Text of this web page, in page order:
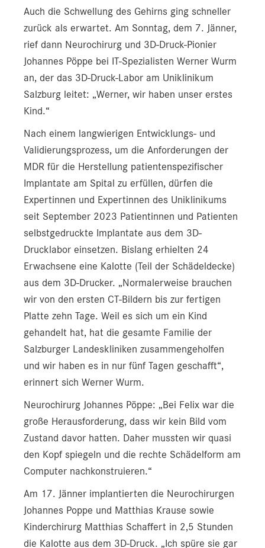
Auch die Schwellung des Gehirns ging schneller
zurück als erwartet. Am Sonntag, dem 7. Jänner,
rief dann Neurochirurg und 3D-Druck-Pionier
Johannes Pöppe bei IT-Spezialisten Werner Wurm
an, der das 3D-Druck-Labor am Uniklinikum
Salzburg leitet: „Werner, wir haben unser erstes
Kind.“
Nach einem langwierigen Entwicklungs- und
Validierungsprozess, um die Anforderungen der
MDR für die Herstellung patientenspezifischer
Implantate am Spital zu erfüllen, dürfen die
Expertinnen und Expertinnen des Uniklinikums
seit September 2023 Patientinnen und Patienten
selbstgedruckte Implantate aus dem 3D-
Drucklabor einsetzen. Bislang erhielten 24
Erwachsene eine Kalotte (Teil der Schädeldecke)
aus dem 3D-Drucker. „Normalerweise brauchen
wir von den ersten CT-Bildern bis zur fertigen
Platte zehn Tage. Weil es sich um ein Kind
gehandelt hat, hat die gesamte Familie der
Salzburger Landeskliniken zusammengeholfen
und wir haben es in nur fünf Tagen geschafft“,
erinnert sich Werner Wurm.
Neurochirurg Johannes Pöppe: „Bei Felix war die
große Herausforderung, dass wir kein Bild vom
Zustand davor hatten. Daher mussten wir quasi
den Kopf spiegeln und die rechte Schädelform am
Computer nachkonstruieren.“
Am 17. Jänner implantierten die Neurochirurgen
Johannes Poppe und Matthias Krause sowie
Kinderchirurg Matthias Schaffert in 2,5 Stunden
die Kalotte aus dem 3D-Druck. „Ich spüre sie gar